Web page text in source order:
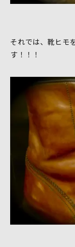
それでは、靴ヒモ
す！！！